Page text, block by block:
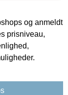
og anmeldt
prisniveau,